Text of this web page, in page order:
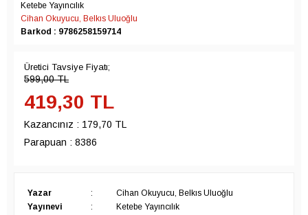
Ketebe Yayıncılık
Cihan Okuyucu, Belkıs Uluoğlu
Barkod : 9786258159714
Üretici Tavsiye Fiyatı;
599,00TL
419,30 TL
Kazancınız : 179,70 TL
Parapuan : 8386
Yazar :
Cihan Okuyucu, Belkıs Uluoğlu
Yayınevi
:
Ketebe Yayıncılık